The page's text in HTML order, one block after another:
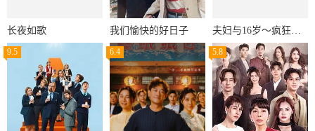
长夜如歌 我们愉快的好日子
9.5 6.4 5.8